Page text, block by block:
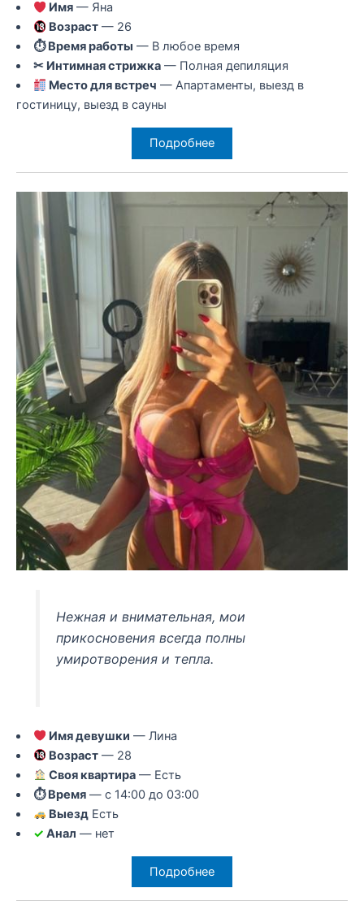
Имя — Яна
Возраст — 26
⏱ Время работы — В любое время
✂ Интимная стрижка— Полная депиляция
Место для встреч — Апартаменты, выезд в
гостиницу, выезд в сауны
Подробнее
Нежная и внимательная, мои
прикосновения всегда полны
умиротворения и тепла.
Имя девушки — Лина
Возраст — 28
Своя квартира — Есть
⏱ Время— с 14:00 до 03:00
Выезд Есть
✓ Анал — нет
Подробнее